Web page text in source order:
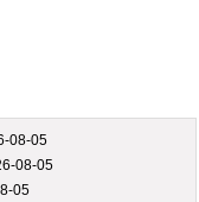
08-05
08-05
05